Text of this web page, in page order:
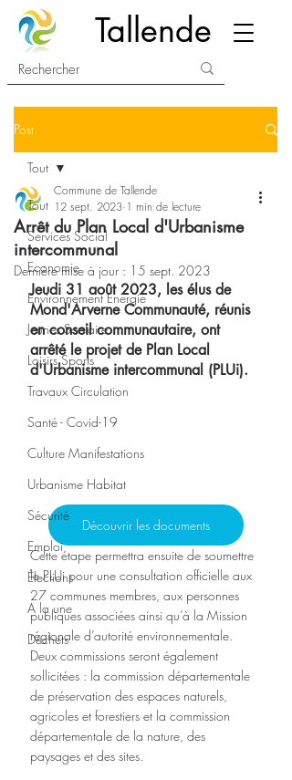
Tallende
Post
Tout
Services Social
Economie
Environnement Energie
Jeunes Scolaire
Loisirs Sports
Travaux Circulation
Santé - Covid-19
Culture Manifestations
Urbanisme Habitat
Sécurité
Emploi
Élections
A la une
Déchets
Tout
Arrêt du Plan Local d'Urbanisme
intercommunal
Commune de Tallende
12 sept. 2023 1 min de lecture
Dernière mise à jour : 15 sept. 2023
Jeudi 31 août 2023, les élus de
Mond'Arverne Communauté, réunis
en conseil communautaire, ont
arrêté le projet de Plan Local
d'Urbanisme intercommunal (PLUi).
Découvrir les documents
Cette étape permettra ensuite de soumettre
le PLUi pour une consultation officielle aux
27 communes membres, aux personnes
publiques associées ainsi qu’à la Mission
régionale d’autorité environnementale.
Deux commissions seront également
sollicitées : la commission départementale
de préservation des espaces naturels,
agricoles et forestiers et la commission
départementale de la nature, des
paysages et des sites.